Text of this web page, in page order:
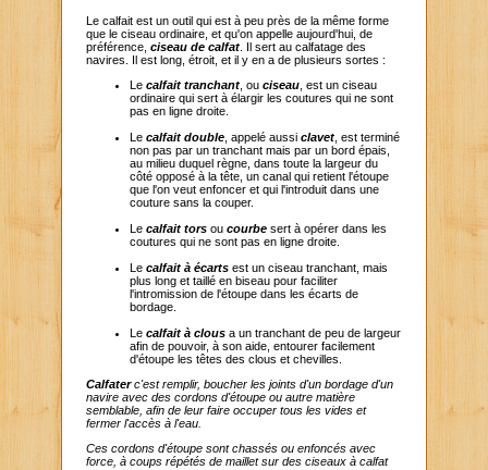
Le calfait est un outil qui est à peu près de la même forme
que le ciseau ordinaire, et qu'on appelle aujourd'hui, de
préférence,ciseau de calfat . Il sert au calfatage des
navires. Il est long, étroit, et il y en a de plusieurs sortes :
Lecalfait tranchant , ouciseau , est un ciseau
ordinaire qui sert à élargir les coutures qui ne sont
pas en ligne droite.
Lecalfait double , appelé aussiclavet , est terminé
non pas par un tranchant mais par un bord épais,
au milieu duquel règne, dans toute la largeur du
côté opposé à la tête, un canal qui retient l'étoupe
que l'on veut enfoncer et qui l'introduit dans une
couture sans la couper.
Lecalfait tors oucourbe sert à opérer dans les
coutures qui ne sont pas en ligne droite.
Lecalfait à écarts est un ciseau tranchant, mais
plus long et taillé en biseau pour faciliter
l'intromission de l'étoupe dans les écarts de
bordage.
Lecalfait à clous a un tranchant de peu de largeur
afin de pouvoir, à son aide, entourer facilement
d'étoupe les têtes des clous et chevilles.
Calfaterc'est remplir, boucher les joints d'un bordage d'un
navire avec des cordons d'étoupe ou autre matière
semblable, afin de leur faire occuper tous les vides et
fermer l'accès à l'eau.
Ces cordons d'étoupe sont chassés ou enfoncés avec
force, à coups répétés de maillet sur des ciseaux à calfat